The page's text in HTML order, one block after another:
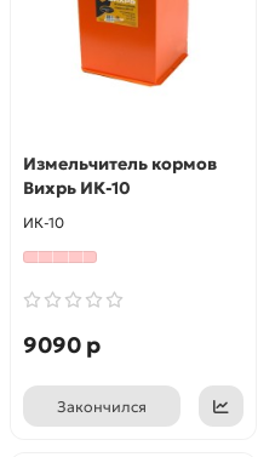
Измельчитель кормов
Вихрь ИК-10
ИК-10
9090 р
Закончился